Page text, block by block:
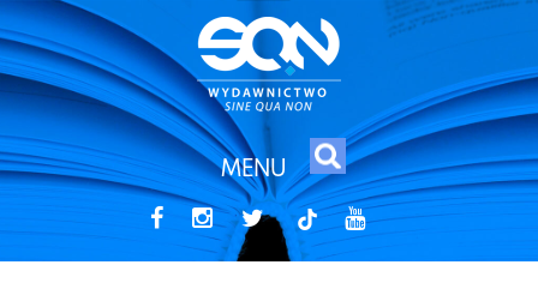
MENU
tiktok